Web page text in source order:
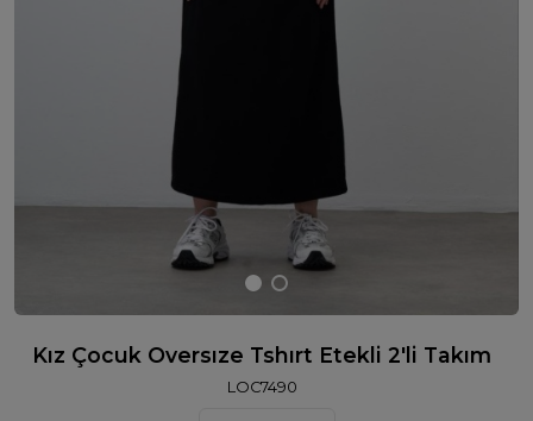
Kız Çocuk Oversıze Tshırt Etekli 2'li Takım
LOC7490